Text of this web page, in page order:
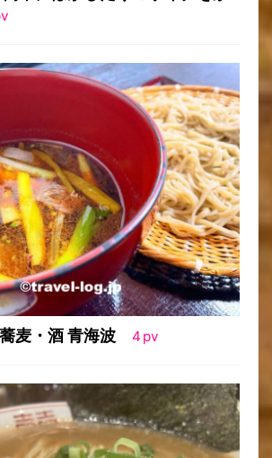
麦・酒 青海波 4 pv